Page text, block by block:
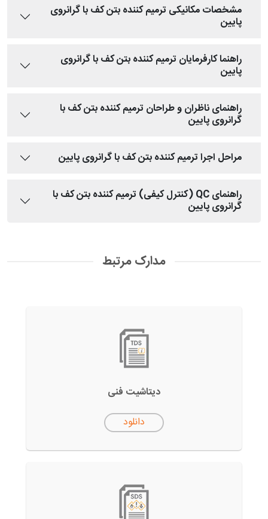
مشخصات مکانیکی ترمیم کننده بتن کف با گرانروی
پایین
راهنما کارفرمایان ترمیم کننده بتن کف با گرانروی
پایین
راهنمای ناظران و طراحان ترمیم کننده بتن کف با
گرانروی پایین
مراحل اجرا ترمیم کننده بتن کف با گرانروی پایین
راهنمای QC (کنترل کیفی) ترمیم کننده بتن کف با
گرانروی پایین
مدارک مرتبط
دیتاشیت فنی
دانلود